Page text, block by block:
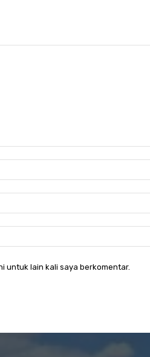
untuk lain kali saya berkomentar.